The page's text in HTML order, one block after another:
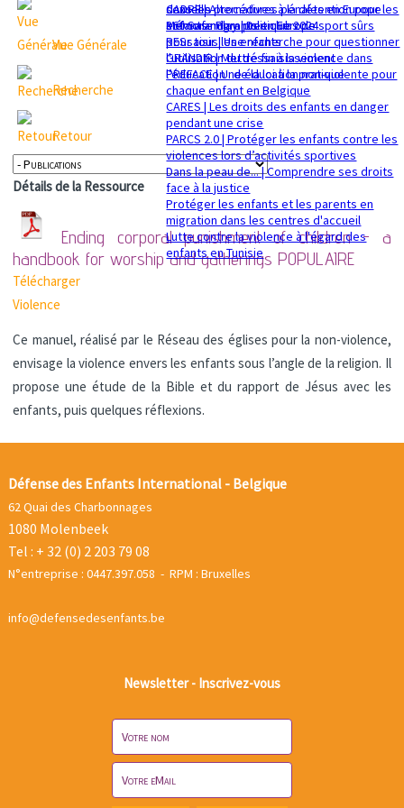
sexuelle
Mémorandum politique 2024
dans les procédures pénales en Europe
360 Safe Play | Des clubs de sport sûrs
pour tous les enfants
GRANDIR | Mettre fin à la violence dans
l’éducation : de la loi à la pratique
CADRE | Alternatives à la détention pour les
enfants migrants en Europe
RESsaisir | Une recherche pour questionner
l'utilisation du déssaisissement
PREFACE | Une éducation non-violente pour
chaque enfant en Belgique
CARES | Les droits des enfants en danger
pendant une crise
PARCS 2.0 | Protéger les enfants contre les
violences lors d’activités sportives
Dans la peau de... | Comprendre ses droits
face à la justice
Protéger les enfants et les parents en
migration dans les centres d'accueil
Lutte contre la violence à l'égard des
enfants en Tunisie
Vue Générale
Recherche
Retour
Détails de la Ressource
Ending corporal punishment of children - a
handbook for worship and gatheringsPOPULAIRE
Télécharger
Violence
Ce manuel, réalisé par le Réseau des églises pour la non-violence,
envisage la violence envers les enfants sous l’angle de la religion. Il
propose une étude de la Bible et du rapport de Jésus avec les
enfants, puis quelques réflexions.
Défense des Enfants International - Belgique
62 Quai des Charbonnages
1080 Molenbeek
Tel : + 32 (0) 2 203 79 08
N°entreprise : 0447.397.058 - RPM : Bruxelles
info@defensedesenfants.be
Newsletter - Inscrivez-vous